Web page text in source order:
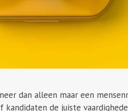
dan alleen maar een
kandidaten de juiste